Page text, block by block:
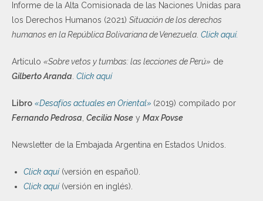
Informe de la Alta Comisionada de las Naciones Unidas para
los Derechos Humanos (2021) Situación de los derechos
humanos en la República Bolivariana de Venezuela. Click aquí.
Artículo «Sobre vetos y tumbas: las lecciones de Perú» de
Gilberto Aranda. Click aquí
Libro «Desafíos actuales en Oriental» (2019) compilado por
Fernando Pedrosa, Cecilia Nose y Max Povse
Newsletter de la Embajada Argentina en Estados Unidos.
Click aquí(versión en español).
Click aquí(versión en inglés).